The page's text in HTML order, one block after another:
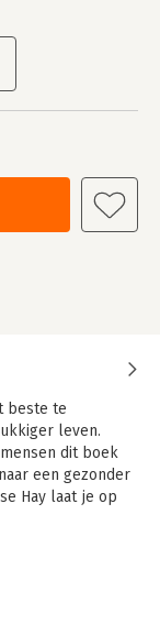
beste te
leven.
dit boek
een gezonder
Hay laat je op
te
te veranderen.